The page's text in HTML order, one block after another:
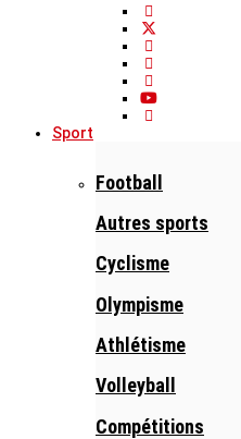
Sport
Football
Autres sports
Cyclisme
Olympisme
Athlétisme
Volleyball
Compétitions